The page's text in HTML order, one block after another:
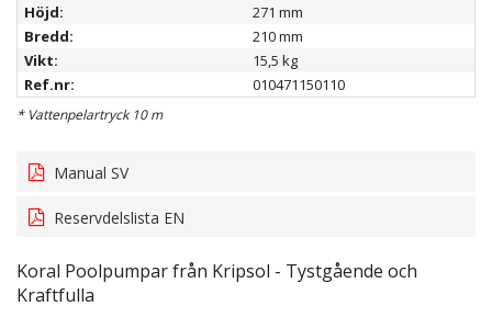
Höjd:
271 mm
Bredd:
210 mm
Vikt:
15,5 kg
Ref.nr:
010471150110
* Vattenpelartryck 10 m
Manual SV
Reservdelslista EN
Koral Poolpumpar från Kripsol - Tystgående och
Kraftfulla